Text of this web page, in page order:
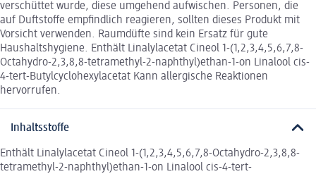
verschüttet wurde, diese umgehend aufwischen. Personen, die
auf Duftstoffe empfindlich reagieren, sollten dieses Produkt mit
Vorsicht verwenden. Raumdüfte sind kein Ersatz für gute
Haushaltshygiene. Enthält Linalylacetat Cineol 1-(1,2,3,4,5,6,7,8-
Octahydro-2,3,8,8-tetramethyl-2-naphthyl)ethan-1-on Linalool cis-
4-tert-Butylcyclohexylacetat Kann allergische Reaktionen
hervorrufen.
Inhaltsstoffe
Enthält Linalylacetat Cineol 1-(1,2,3,4,5,6,7,8-Octahydro-2,3,8,8-
tetramethyl-2-naphthyl)ethan-1-on Linalool cis-4-tert-